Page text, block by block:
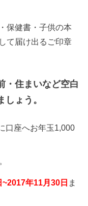
保健書・子供の本
て届け出るご印章
・住まいなど空白
ょう。
口座へお年玉1,000
年11月30日 ま